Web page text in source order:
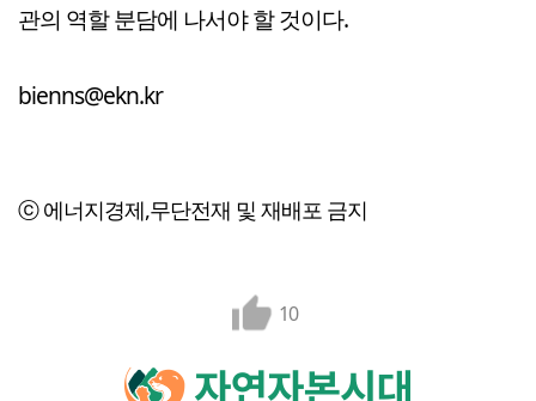
관의 역할 분담에 나서야 할 것이다.
bienns@ekn.kr
ⓒ 에너지경제,무단전재 및 재배포 금지
10